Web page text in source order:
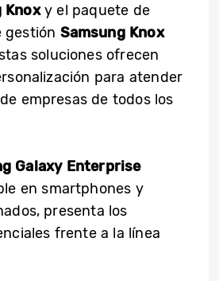
Knoxy el paquete de
gestión Samsung Knox
soluciones ofrecen
para atender
empresas de todos los
Galaxy Enterprise
en smartphones y
presenta los
frente a la línea